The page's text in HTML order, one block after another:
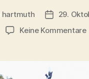
hartmuth
29.
Keine Kommentarezu